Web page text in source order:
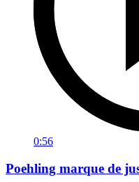
0:56
Poehling marque de